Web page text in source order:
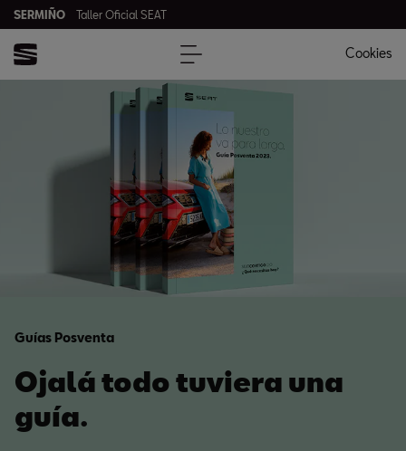
SERMIÑO Taller Oficial SEAT
Cookies
Guías Posventa
Ojalá todo tuviera una
guía.